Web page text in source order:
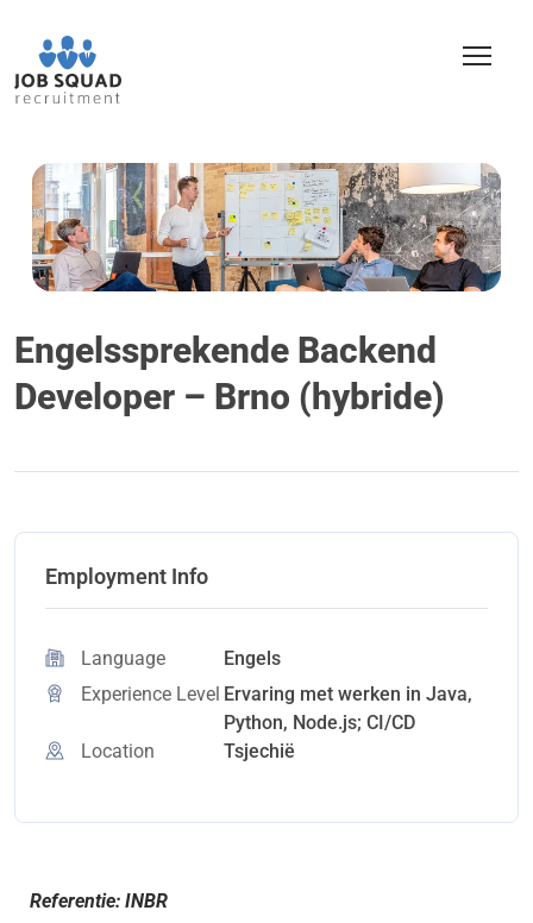
Engelssprekende Backend
Developer – Brno (hybride)
Employment Info
Language
Engels
Experience Level Ervaring met werken in Java,
Python, Node.js; CI/CD
Location
Tsjechië
Referentie: INBR